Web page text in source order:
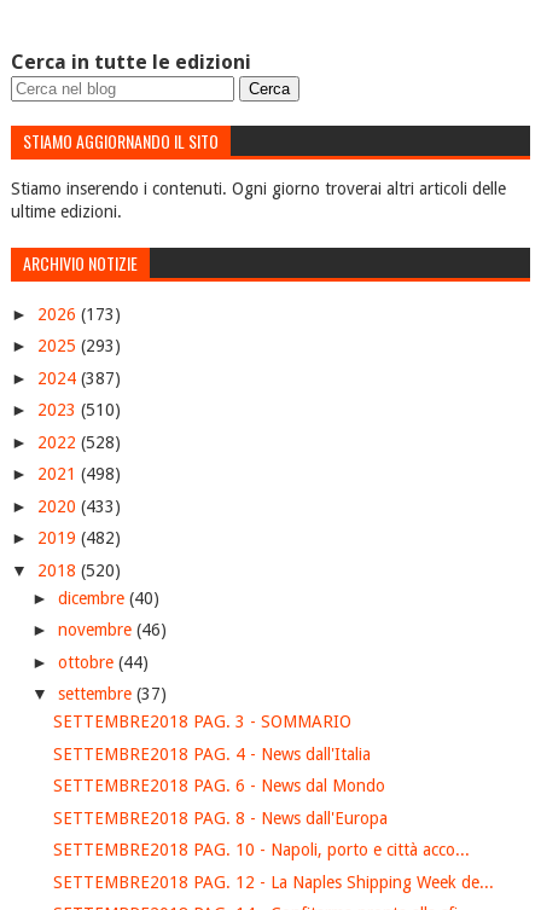
Cerca in tutte le edizioni
STIAMO AGGIORNANDO IL SITO
Stiamo inserendo i contenuti. Ogni giorno troverai altri articoli delle
ultime edizioni.
ARCHIVIO NOTIZIE
► 2026 (173)
► 2025 (293)
► 2024 (387)
► 2023 (510)
► 2022 (528)
► 2021 (498)
► 2020 (433)
► 2019 (482)
▼ 2018 (520)
► dicembre (40)
► novembre (46)
► ottobre (44)
▼ settembre (37)
SETTEMBRE2018 PAG. 3 - SOMMARIO
SETTEMBRE2018 PAG. 4 - News dall'Italia
SETTEMBRE2018 PAG. 6 - News dal Mondo
SETTEMBRE2018 PAG. 8 - News dall'Europa
SETTEMBRE2018 PAG. 10 - Napoli, porto e città acco...
SETTEMBRE2018 PAG. 12 - La Naples Shipping Week de...